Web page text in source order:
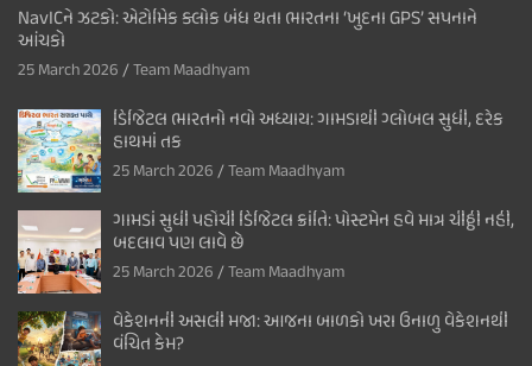
NavICને ઝટકો: એટોમિક ક્લોક બંધ થતા ભારતના ‘ખુદના GPS’ સપનાને
આંચકો
25 March 2026 Team Maadhyam
ડિજિટલ ભારતનો નવો અધ્યાય: ગામડાથી ગ્લોબલ સુધી, દરેક
હાથમાં તક
25 March 2026 Team Maadhyam
ગામડાં સુધી પહોંચી ડિજિટલ ક્રાંતિ: પોસ્ટમેન હવે માત્ર ચીઠ્ઠી નહીં,
બદલાવ પણ લાવે છે
25 March 2026 Team Maadhyam
વેકેશનની અસલી મજા: આજના બાળકો ખરા ઉનાળુ વેકેશનથી
વંચિત કેમ?